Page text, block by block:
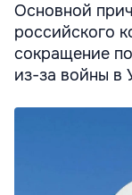
Основной
российского
сокращение
из-за войны в